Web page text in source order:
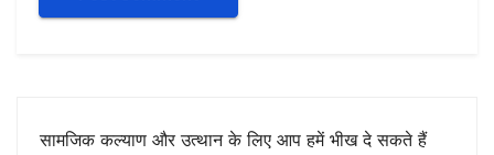
सामजिक कल्याण और उत्थान के लिए आप हमें भीख दे सकते हैं